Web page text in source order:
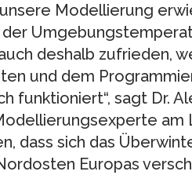
Modellierung
deshalb zufrieden,
und dem
funktioniert“, sagt Dr.
am
dass sich das
Europas